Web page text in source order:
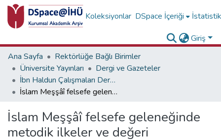
Koleksiyonlar DSpace İçeriği
Giriş
Ana Sayfa
Rektörlüğe Bağlı Birimler
Üniversite Yayınları
Dergi ve Gazeteler
İbn Haldun Çalışmaları Dergisi Koleksiyonu
İslam Meşşâî felsefe geleneğinde metodik ilkeler ve değeri
İslam Meşşâî felsefe geleneğinde
metodik ilkeler ve değeri